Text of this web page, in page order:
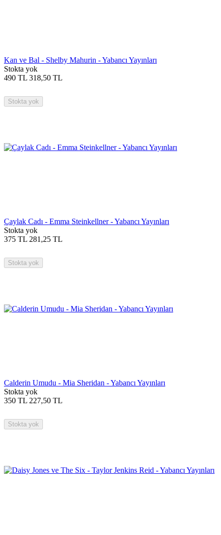
Kan ve Bal - Shelby Mahurin - Yabancı Yayınları
Stokta yok
490 TL 318,50 TL
Stokta yok
Çaylak Cadı - Emma Steinkellner - Yabancı Yayınları
Stokta yok
375 TL 281,25 TL
Stokta yok
Calderin Umudu - Mia Sheridan - Yabancı Yayınları
Stokta yok
350 TL 227,50 TL
Stokta yok